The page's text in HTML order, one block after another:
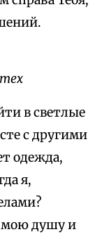
в светлые
с другими
одежда,
я,
мою душу и